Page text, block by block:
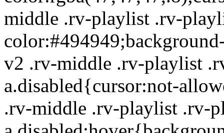
middle .rv-playlist .rv-
v2 .rv-middle .rv-playlist
a.disabled{cursor:not-
.rv-middle .rv-playlist .rv-